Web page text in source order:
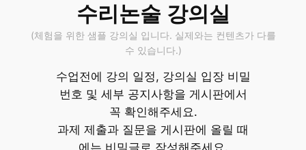
수리논술 강의실
(체험을 위한 샘플 강의실 입니다. 실제와는 컨텐츠가 다를
수 있습니다.)
수업전에 강의 일정, 강의실 입장 비밀
번호 및 세부 공지사항을 게시판에서
꼭 확인해주세요.
과제 제출과 질문을 게시판에 올릴 때
에는 비밀글로 작성해주세요.